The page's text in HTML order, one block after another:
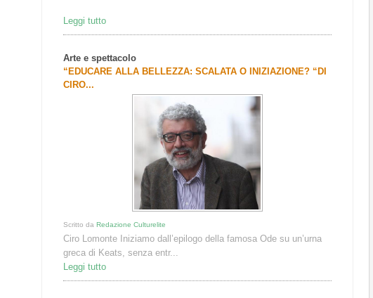
Leggi tutto
Arte e spettacolo
“EDUCARE ALLA BELLEZZA: SCALATA O INIZIAZIONE? “DI
CIRO...
Scritto daRedazione Culturelite
Ciro Lomonte Iniziamo dall’epilogo della famosa Ode su un’urna
greca di Keats, senza entr...
Leggi tutto